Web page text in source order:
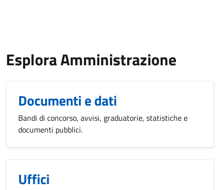
Esplora Amministrazione
Documenti e dati
Bandi di concorso, avvisi, graduatorie, statistiche e
documenti pubblici.
Uffici